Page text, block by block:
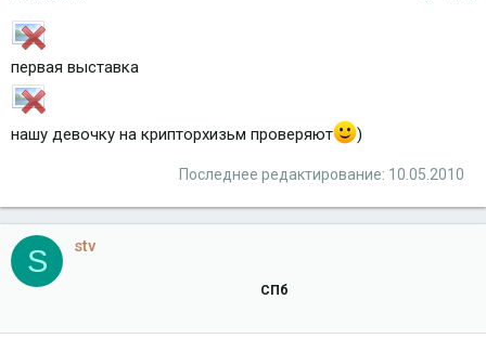
первая выставка
нашу девочку на крипторхизьм проверяют )
Последнее редактирование: 10.05.2010
S stv
СПб